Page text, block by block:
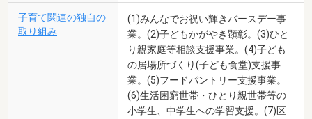
子育て関連の独自の
取り組み
(1)みんなでお祝い輝きバースデー事
業。(2)子どもかがやき顕彰。(3)ひと
り親家庭等相談支援事業。(4)子ども
の居場所づくり(子ども食堂)支援事
業。(5)フードパントリー支援事業。
(6)生活困窮世帯・ひとり親世帯等の
小学生、中学生への学習支援。(7)区